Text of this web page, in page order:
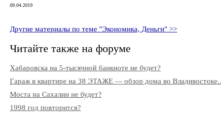
09.04.2019
Другие материалы по теме "Экономика, Деньги" >>
Читайте также на форуме
Хабаровска на 5-тысячной банкноте не будет?
Гараж в квартире на 38 ЭТАЖЕ — обзор дома во
Моста на Сахалин не будет?
1998 год повторится?